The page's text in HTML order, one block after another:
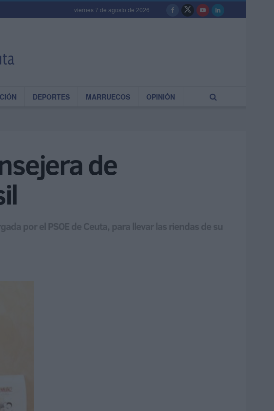
viernes 7 de agosto de 2026
DEPORTES MARRUECOS OPINIÓN
de
por el PSOE de Ceuta, para llevar las riendas de su